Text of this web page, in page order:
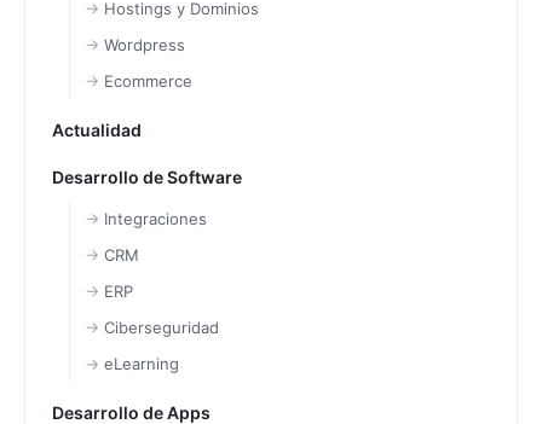
Hostings y Dominios
Wordpress
Ecommerce
Actualidad
Desarrollo de Software
Integraciones
CRM
ERP
Ciberseguridad
eLearning
Desarrollo de Apps